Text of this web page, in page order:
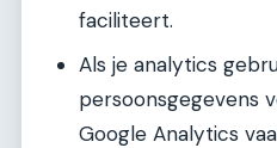
faciliteert.
Als je analytics
persoonsgegevens
Google Analytics